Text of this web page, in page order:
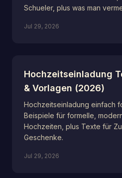
Schueler, plus was man
Jul 29, 2026
Hochzeitseinladung
& Vorlagen (2026)
Hochzeitseinladung einfach
Beispiele für formelle,
Hochzeiten, plus Texte für
Geschenke.
Jul 29, 2026